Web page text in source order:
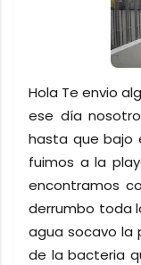
Hola Te envio
ese día
hasta que bajo
fuimos a la
encontramos
derrumbo toda
agua socavo la
de la bacteria